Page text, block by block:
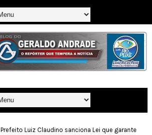
Prefeito Luiz Claudino sanciona Lei que garante